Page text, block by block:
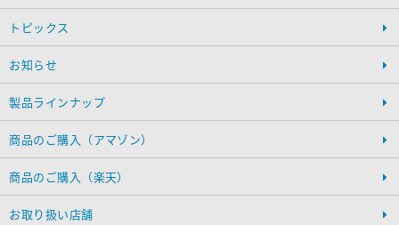
トピックス
お知らせ
製品ラインナップ
商品のご購入（アマゾン）
商品のご購入（楽天）
お取り扱い店舗